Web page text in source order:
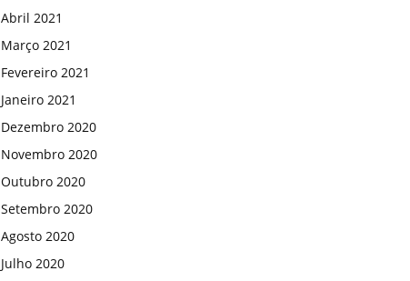
Abril 2021
Março 2021
Fevereiro 2021
Janeiro 2021
Dezembro 2020
Novembro 2020
Outubro 2020
Setembro 2020
Agosto 2020
Julho 2020